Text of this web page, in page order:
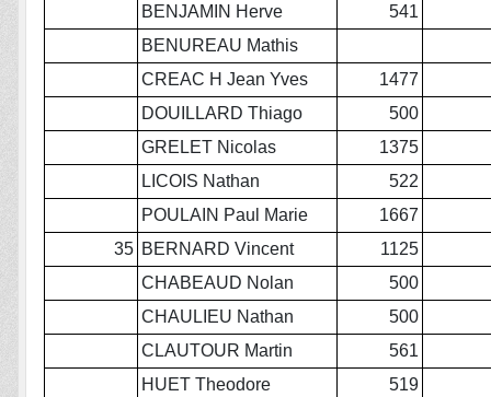
BENJAMIN Herve
541
BENUREAU Mathis
CREAC H Jean Yves
1477
DOUILLARD Thiago
500
GRELET Nicolas
1375
LICOIS Nathan
522
POULAIN Paul Marie
1667
35 BERNARD Vincent 1125
CHABEAUD Nolan
500
CHAULIEU Nathan
500
CLAUTOUR Martin
561
HUET Theodore
519